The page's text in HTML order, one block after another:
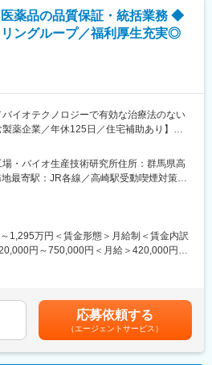
祝休み。
程度と、プライベートとの両立も可能。
土浦市エリアで腰を据えて働きたい方にも
貢献性
気の発見や治療に活用されます。
。
場価値が高まる
識は一生モノ。
リア形成が可能です。
める業務
りますが、子育て中や介護中などフルタ
まった場合はパートタイムへの切り替え
庭環境などに応じて働き方については柔
ますのでご安心ください。
理本部）
取りやすい環境でわからないことはすぐに
トを両立できる！
土日祝休み・年間休日123日）で有給取得
については100%となっております。そのた
す！
験を活かすことができる！
をお任せするため、保険業界にいらっし
もどんな方でも働ける環境が整っていま
社比率は90%を超えており、多様なバック
中途入社されているためなじみやすい環
医薬品の品質保証・統括業務 ◆
ングループ／福利厚生充実◎
バイオテクノロジーで有効な治療法のない
薬企業／年休125日／住宅補助あり】
証業務
、ご経験に合わせて業務内容を決定致しま
場・バイオ生産技術研究所住所：群馬県高
最寄駅：JR各線／高崎駅受動喫煙対策：
：会社の定める事業所
1,295万円＜賃金形態＞月給制＜賃金内訳
円～750,000円＜月給＞420,000円～
…62,000円（群馬・独身/単身）、88,000
108,000円（群馬・4人以上） 賃金はあく
、選考を通じて上下する可能性がありま
当を含めた表記です。
応募依頼する
（エージェントサービス）